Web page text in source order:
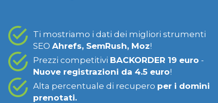
Ti mostriamo i dati dei migliori strumenti
SEO Ahrefs, SemRush, Moz!
Prezzi competitivi BACKORDER 19 euro -
Nuove registrazioni da 4.5 euro!
Alta percentuale di recupero per i domini
prenotati.